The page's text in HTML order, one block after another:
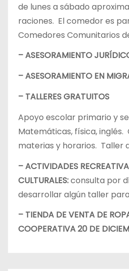
de lunes a sábado
raciones. El comedor es
Comedores Comunitarios
– ASESORAMIENTO
– ASESORAMIENTO EN
– TALLERES GRATUITOS
Apoyo escolar primario y
Matemáticas, física, inglés.
materias y horarios. Taller
– ACTIVIDADES
CULTURALES:consulta por
desarrollar algún taller
– TIENDA DE VENTA DE
COOPERATIVA 20 DE